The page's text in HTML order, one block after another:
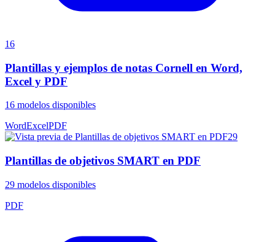
16
Plantillas y ejemplos de notas Cornell en Word,
Excel y PDF
16 modelos disponibles
WordExcelPDF
29
Plantillas de objetivos SMART en PDF
29 modelos disponibles
PDF